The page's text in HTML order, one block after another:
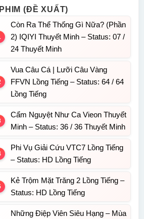
PHIM (ĐỀ XUẤT)
Còn Ra Thể Thống Gì Nữa? (Phần
2) IQIYI Thuyết Minh – Status: 07 /
24 Thuyết Minh
Vua Câu Cá | Lưỡi Câu Vàng
FFVN Lồng Tiếng – Status: 64 / 64
Lồng Tiếng
Cẩm Nguyệt Như Ca Vieon Thuyết
Minh – Status: 36 / 36 Thuyết Minh
Phi Vụ Giải Cứu VTC7 Lồng Tiếng
– Status: HD Lồng Tiếng
Kẻ Trộm Mặt Trăng 2 Lồng Tiếng –
Status: HD Lồng Tiếng
Những Điệp Viên Siêu Hạng – Mùa